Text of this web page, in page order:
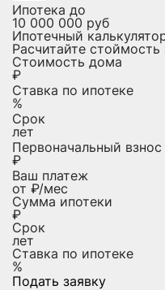
Ипотека до
10 000 000 руб
Ипотечный
Расчитайте стоймость
Стоимость дома
₽
Ставка по ипотеке
%
Срок
лет
Первоначальный взнос
₽
Ваш платеж
от ₽/мес
Сумма ипотеки
₽
Срок
лет
Ставка по ипотеке
%
Подать заявку